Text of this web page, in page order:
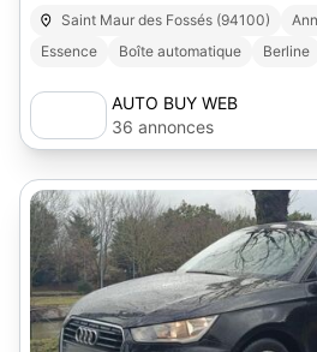
Saint Maur des Fossés (94100)
Essence
Boîte automatique Berline
AUTO BUY WEB
36 annonces